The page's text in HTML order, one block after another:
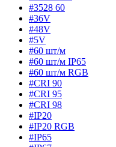
#3528 60
#36V
#48V
#5V
#60 шт/м
#60 шт/м IP65
#60 шт/м RGB
#CRI 90
#CRI 95
#CRI 98
#IP20
#IP20 RGB
#IP65